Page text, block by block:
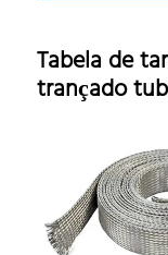
Tabela de
trançado